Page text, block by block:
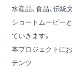
水産品、食品、伝統
ショートムービー
ていきます。
本プロジェクトに
テンツ